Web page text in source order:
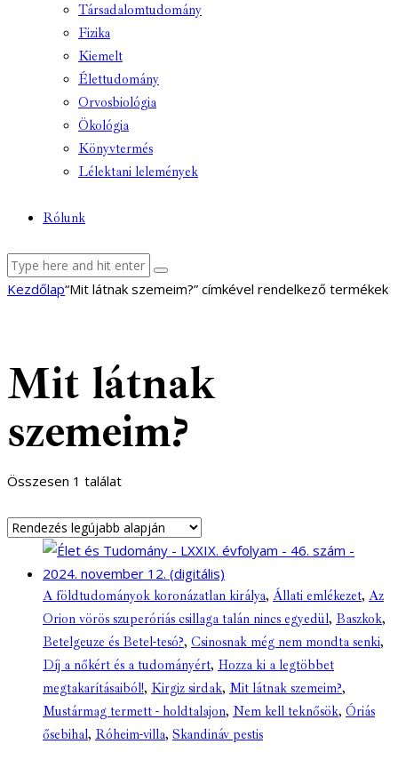
Társadalomtudomány
Fizika
Kiemelt
Élettudomány
Orvosbiológia
Ökológia
Könyvtermés
Lélektani lelemények
Rólunk
facebook-
youtube-
email
Kezdőlap“Mit látnak szemeim?” címkével rendelkező termékek
Mit látnak
szemeim?
Összesen 1 találat
A földtudományok koronázatlan királya, Állati emlékezet, Az
Orion vörös szuperóriás csillaga talán nincs egyedül, Baszkok,
Betelgeuze és Betel-tesó?, Csinosnak még nem mondta senki,
Díj a nőkért és a tudományért, Hozza ki a legtöbbet
megtakarításaiból!, Kirgiz sirdak, Mit látnak szemeim?,
Mustármag termett - holdtalajon, Nem kell teknősök, Óriás
ősebihal, Róheim-villa, Skandináv pestis